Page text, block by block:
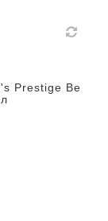
Prestige Be